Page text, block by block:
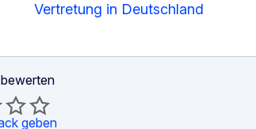
Vertretung in Deutschland
geben